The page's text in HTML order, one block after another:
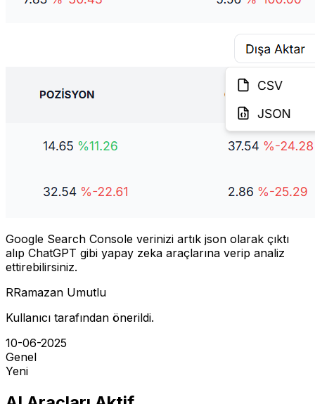
Google Search Console verinizi artık json olarak çıktı
alıp ChatGPT gibi yapay zeka araçlarına verip analiz
ettirebilirsiniz.
RRamazan Umutlu
Kullanıcı tarafından önerildi.
10-06-2025
Genel
Yeni